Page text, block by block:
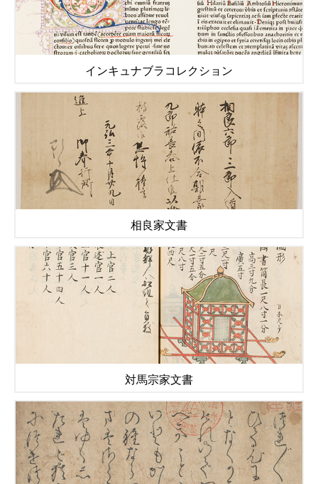
インキュナブラコレクション
相良家文書
対馬宗家文書